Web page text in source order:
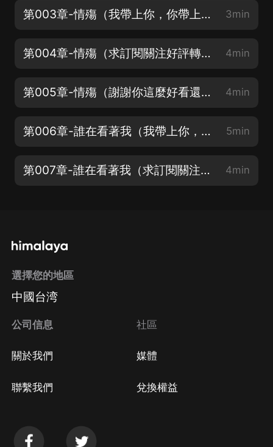
第003章-情殤（我帶上你，你帶上月票好嗎） 3min
第004章-情殤（求訂閱關注好評轉發，愛你喲） 4min
第005章-情殤（謝謝你這麼好看還來訂閱關注） 4min
第006章-誰在看著我（我帶上你，你帶上月票好嗎） 5min
第007章-誰在看著我（求訂閱關注好評轉發，愛你喲） 4min
選擇您的地區
中國台湾
公司信息
關於我們
聯繫我們
社區
媒體
兌換權益